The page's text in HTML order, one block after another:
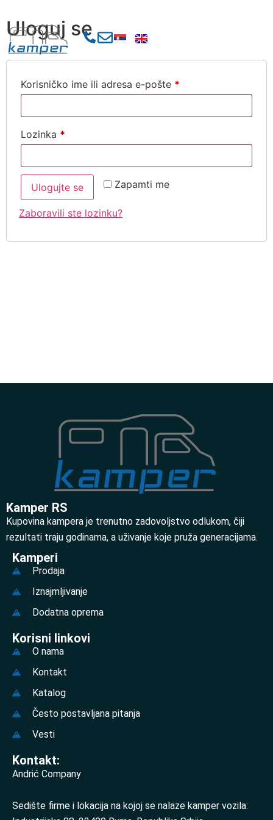
Uloguj se
Korisničko ime ili adresa e-pošte *
Lozinka *
Zapamti me
Ulogujte se
Zaboravili ste lozinku?
Kamper RS
Kupovina kampera je trenutno zadovoljstvo odlukom, čiji
rezultati traju godinama, a uživanje koje pruža generacijama.
Kamperi
Prodaja
Iznajmljivanje
Dodatna oprema
Korisni linkovi
O nama
Kontakt
Katalog
Često postavljana pitanja
Vesti
Kontakt:
Andrić Company
Sedište firme i lokacija na kojoj se nalaze kamper vozila: